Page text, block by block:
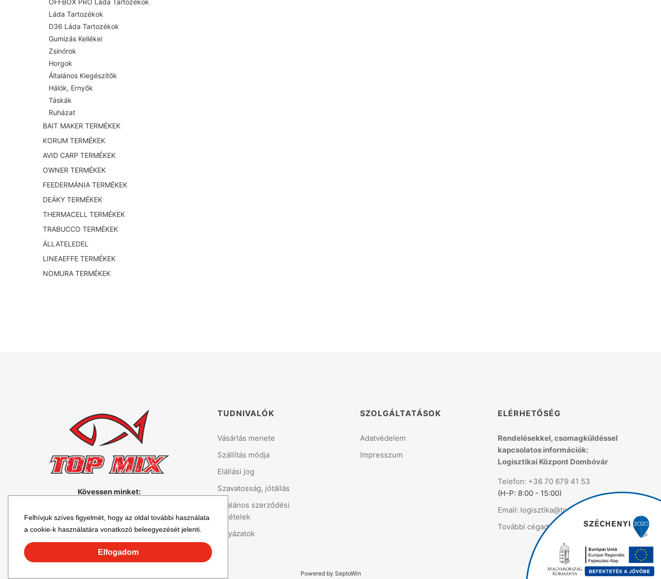
Felhívjuk szíves figyelmét, hogy az oldal további használata
a cookie-k használatára vonatkozó beleegyezését jelenti.
Elfogadom
OFFBOX PRO Láda Tartozékok
Láda Tartozékok
D36 Láda Tartozékok
Gumizás Kellékei
Zsinórok
Horgok
Általános Kiegészítők
Hálók, Ernyők
Táskák
Ruházat
BAIT MAKER TERMÉKEK
KORUM TERMÉKEK
AVID CARP TERMÉKEK
OWNER TERMÉKEK
FEEDERMÁNIA TERMÉKEK
DEÁKY TERMÉKEK
THERMACELL TERMÉKEK
TRABUCCO TERMÉKEK
ÁLLATELEDEL
LINEAEFFE TERMÉKEK
NOMURA TERMÉKEK
Kövessen minket:
TUDNIVALÓK
Vásárlás menete
Szállítás módja
Elállási jog
Szavatosság, jótállás
Általános szerződési
feltételek
Pályázatok
SZOLGÁLTATÁSOK
Adatvédelem
Impresszum
ELÉRHETŐSÉG
Rendelésekkel, csomagküldéssel
kapcsolatos információk:
Logisztikai Központ Dombóvár
Telefon: +36 70 679 41 53
(H-P: 8:00 - 15:00)
Email: logisztika@topmix.hu
További cégadatok
Powered by SeptoWin